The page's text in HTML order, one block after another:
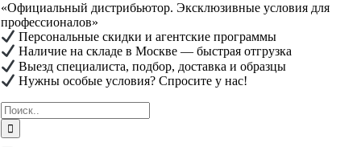
«Официальный дистрибьютор. Эксклюзивные условия для
профессионалов»
Персональные скидки и агентские программы
Наличие на складе в Москве — быстрая отгрузка
Выезд специалиста, подбор, доставка и образцы
Нужны особые условия? Спросите у нас!
Результат
поиска: